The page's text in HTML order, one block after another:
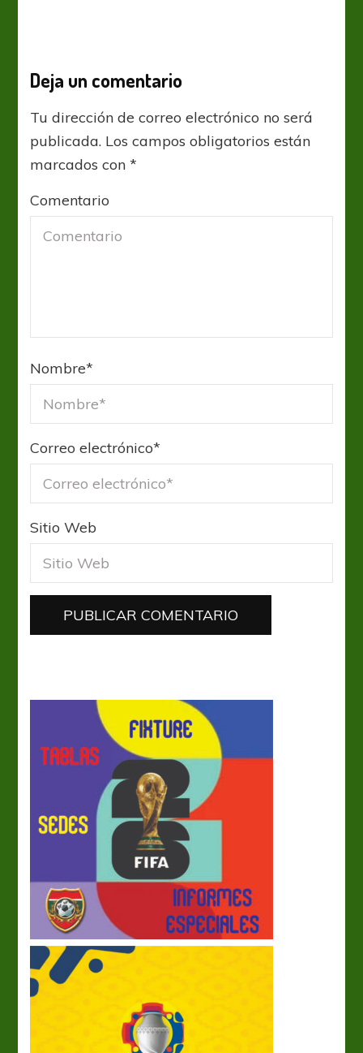
Deja un comentario
Tu dirección de correo electrónico no será
publicada. Los campos obligatorios están
marcados con*
Comentario
Nombre*
Correo electrónico*
Sitio Web